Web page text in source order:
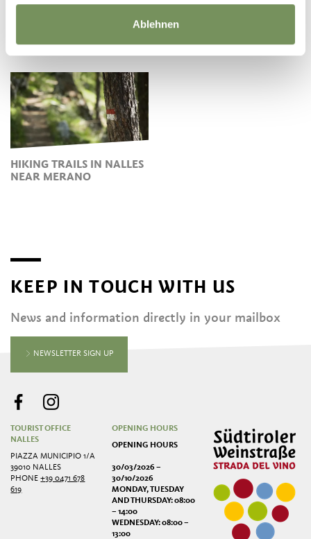
Ablehnen
NALLES
EVENTS IN NALLES
HIKING TRAILS IN NALLES
NEAR MERANO
KEEP IN TOUCH WITH US
News and information directly in your mailbox
NEWSLETTER SIGN UP
TOURIST OFFICE
NALLES
PIAZZA MUNICIPIO 1/A
39010 NALLES
PHONE+39 0471 678
619
OPENING HOURS
OPENING HOURS
30/03/2026 –
30/10/2026
MONDAY, TUESDAY
AND THURSDAY: 08:00
– 14:00
WEDNESDAY: 08:00 –
13:00